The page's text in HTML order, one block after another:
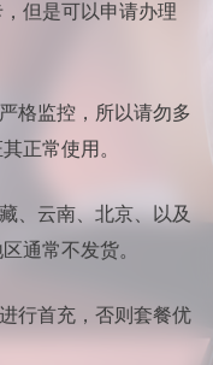
但是可以申请办理
格监控，所以请勿多
正常使用。
、云南、北京、以及
通常不发货。
行首充，否则套餐优